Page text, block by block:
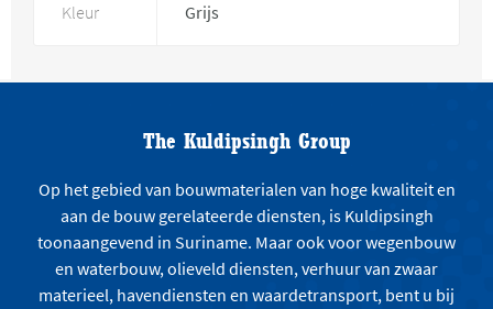
Kleur Grijs
The Kuldipsingh Group
Op het gebied van bouwmaterialen van hoge kwaliteit en
aan de bouw gerelateerde diensten, is Kuldipsingh
toonaangevend in Suriname. Maar ook voor wegenbouw
en waterbouw, olieveld diensten, verhuur van zwaar
materieel, havendiensten en waardetransport, bent u bij